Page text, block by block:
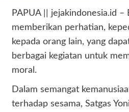
PAPUA || jejakindonesia.id –
memberikan perhatian,
kepada orang lain, yang
berbagai kegiatan untuk
moral.
Dalam semangat
terhadap sesama, Satgas